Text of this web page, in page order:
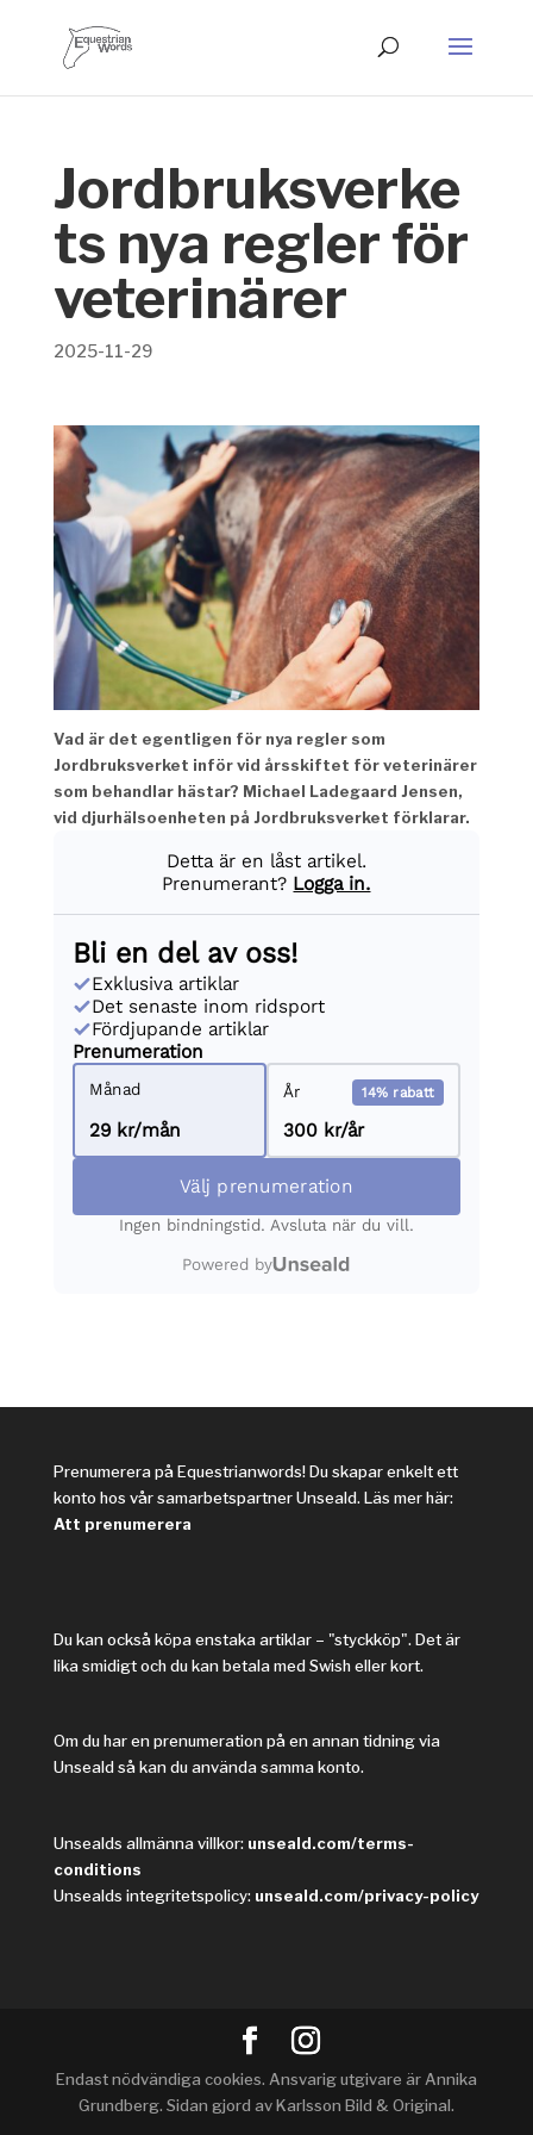
Jordbruksverke
ts nya regler för
veterinärer
2025-11-29
Vad är det egentligen för nya regler som
Jordbruksverket inför vid årsskiftet för veterinärer
som behandlar hästar? Michael Ladegaard Jensen,
vid djurhälsoenheten på Jordbruksverket förklarar.
Prenumerera på Equestrianwords! Du skapar enkelt ett
konto hos vår samarbetspartner Unseald. Läs mer här:
Att prenumerera
Du kan också köpa enstaka artiklar – "styckköp". Det är
lika smidigt och du kan betala med Swish eller kort.
Om du har en prenumeration på en annan tidning via
Unseald så kan du använda samma konto.
Unsealds allmänna villkor: unseald.com/terms-
conditions
Unsealds integritetspolicy: unseald.com/privacy-policy
Endast nödvändiga cookies. Ansvarig utgivare är Annika
Grundberg. Sidan gjord av Karlsson Bild & Original.